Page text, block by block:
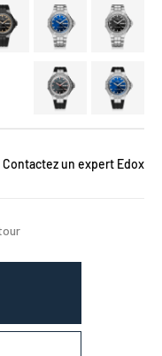
Contactez un expert Edox